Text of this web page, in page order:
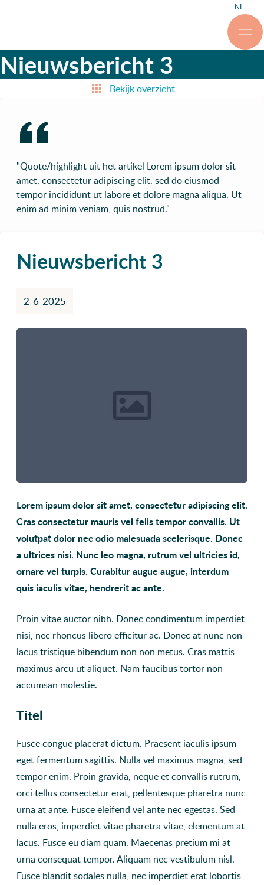
NL
Nieuwsbericht 3
Bekijk overzicht
"Quote/highlight uit het artikel Lorem ipsum dolor sit
amet, consectetur adipiscing elit, sed do eiusmod
tempor incididunt ut labore et dolore magna aliqua. Ut
enim ad minim veniam, quis nostrud."
Nieuwsbericht 3
2-6-2025
Lorem ipsum dolor sit amet, consectetur adipiscing elit.
Cras consectetur mauris vel felis tempor convallis. Ut
volutpat dolor nec odio malesuada scelerisque. Donec
a ultrices nisi. Nunc leo magna, rutrum vel ultricies id,
ornare vel turpis. Curabitur augue augue, interdum
quis iaculis vitae, hendrerit ac ante.
Proin vitae auctor nibh. Donec condimentum imperdiet
nisi, nec rhoncus libero efficitur ac. Donec at nunc non
lacus tristique bibendum non non metus. Cras mattis
maximus arcu ut aliquet. Nam faucibus tortor non
accumsan molestie.
Titel
Fusce congue placerat dictum. Praesent iaculis ipsum
eget fermentum sagittis. Nulla vel maximus magna, sed
tempor enim. Proin gravida, neque et convallis rutrum,
orci tellus consectetur erat, pellentesque pharetra nunc
urna at ante. Fusce eleifend vel ante nec egestas. Sed
nulla eros, imperdiet vitae pharetra vitae, elementum at
lacus. Fusce eu diam quam. Maecenas pretium mi at
urna consequat tempor. Aliquam nec vestibulum nisl.
Fusce blandit sodales nulla, nec imperdiet erat lobortis